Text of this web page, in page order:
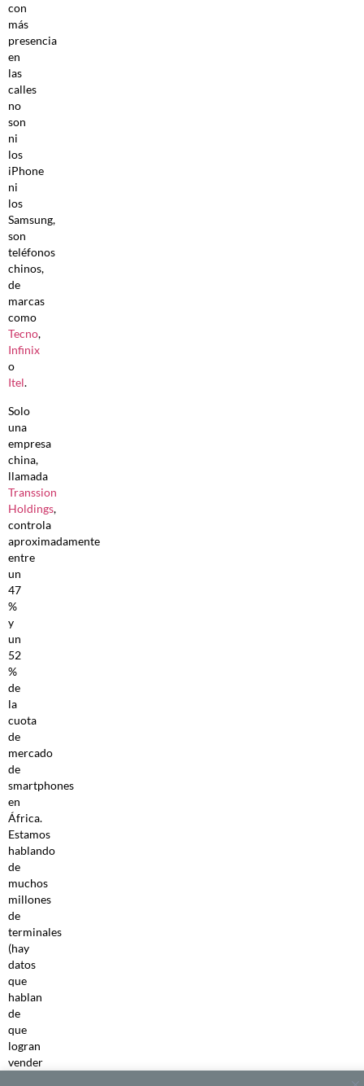
con
más
presencia
en
las
calles
no
son
ni
los
iPhone
ni
los
Samsung,
son
teléfonos
chinos,
de
marcas
como
Tecno,
Infinix
o
Itel.
Solo
una
empresa
china,
llamada
Transsion
Holdings,
controla
aproximadamente
entre
un
47
%
y
un
52
%
de
la
cuota
de
mercado
de
smartphones
en
África.
Estamos
hablando
de
muchos
millones
de
terminales
(hay
datos
que
hablan
de
que
logran
vender